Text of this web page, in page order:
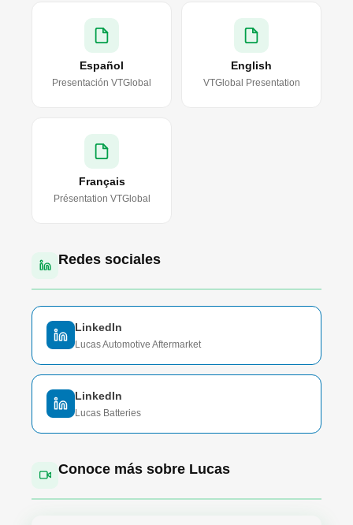
Español
Presentación VTGlobal
English
VTGlobal Presentation
Français
Présentation VTGlobal
Redes sociales
LinkedIn
Lucas Automotive Aftermarket
LinkedIn
Lucas Batteries
Conoce más sobre Lucas